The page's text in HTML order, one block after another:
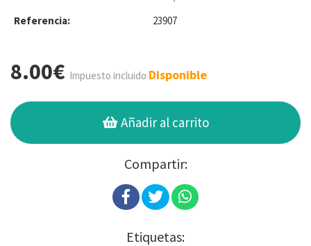
Referencia: 23907
8.00€ Impuesto incluido Disponible
Añadir al carrito
Compartir:
Etiquetas: